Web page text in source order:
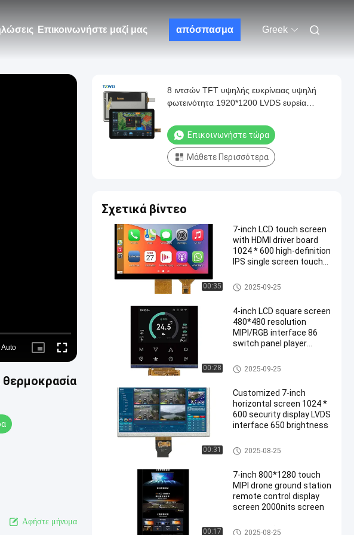
Επικοινωνήστε μαζί μας απόσπασμα Greek
Auto
Picture- Fullscreen
θερμοκρασία
Αφήστε μήνυμα
8 ιντσών TFT υψηλής ευκρίνειας υψηλή
φωτεινότητα 1920*1200 LVDS ευρεία
τηλεχειρισμού drone
Επικοινωνήστε τώρα
Μάθετε Περισσότερα
Σχετικά βίντεο
00:35
7-inch LCD touch screen
with HDMI driver board
1024 * 600 high-definition
IPS single screen touch
Εικονική οθόνη TFT
2025-09-25
00:28
4-inch LCD square screen
480*480 resolution
MIPI/RGB interface 86
switch panel player
Εικονική οθόνη TFT
2025-09-25
00:31
Customized 7-inch
horizontal screen 1024 *
600 security display LVDS
interface 650 brightness
Εικονική οθόνη TFT
2025-08-25
00:17
7-inch 800*1280 touch
MIPI drone ground station
remote control display
screen 2000nits screen
Εικονική οθόνη TFT
2025-08-25